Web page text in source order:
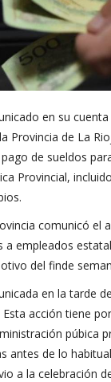
en su
Provincia de La
de sueldos
Provincial,
comunicó el
a empleados
del finde
en la tarde
acción tiene
púbica
antes de lo
a la celebración